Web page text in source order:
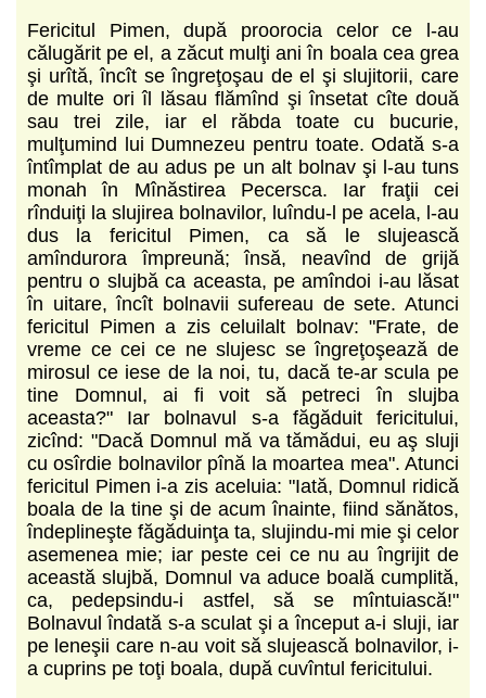
Fericitul Pimen, după proorocia celor ce l-au
călugărit pe el, a zăcut mulţi ani în boala cea grea
şi urîtă, încît se îngreţoşau de el şi slujitorii, care
de multe ori îl lăsau flămînd şi însetat cîte două
sau trei zile, iar el răbda toate cu bucurie,
mulţumind lui Dumnezeu pentru toate. Odată s-a
întîmplat de au adus pe un alt bolnav şi l-au tuns
monah în Mînăstirea Pecersca. Iar fraţii cei
rînduiţi la slujirea bolnavilor, luîndu-l pe acela, l-au
dus la fericitul Pimen, ca să le slujească
amîndurora împreună; însă, neavînd de grijă
pentru o slujbă ca aceasta, pe amîndoi i-au lăsat
în uitare, încît bolnavii sufereau de sete. Atunci
fericitul Pimen a zis celuilalt bolnav: "Frate, de
vreme ce cei ce ne slujesc se îngreţoşează de
mirosul ce iese de la noi, tu, dacă te-ar scula pe
tine Domnul, ai fi voit să petreci în slujba
aceasta?" Iar bolnavul s-a făgăduit fericitului,
zicînd: "Dacă Domnul mă va tămădui, eu aş sluji
cu osîrdie bolnavilor pînă la moartea mea". Atunci
fericitul Pimen i-a zis aceluia: "Iată, Domnul ridică
boala de la tine şi de acum înainte, fiind sănătos,
îndeplineşte făgăduinţa ta, slujindu-mi mie şi celor
asemenea mie; iar peste cei ce nu au îngrijit de
această slujbă, Domnul va aduce boală cumplită,
ca, pedepsindu-i astfel, să se mîntuiască!"
Bolnavul îndată s-a sculat şi a început a-i sluji, iar
pe leneşii care n-au voit să slujească bolnavilor, i-
a cuprins pe toţi boala, după cuvîntul fericitului.